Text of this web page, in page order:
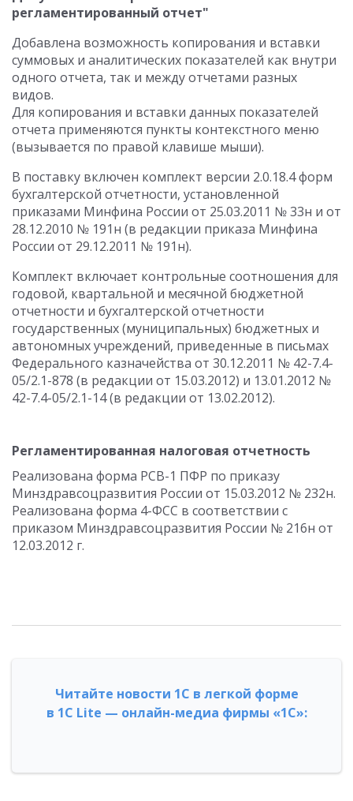
регламентированный отчет"
Добавлена возможность копирования и вставки
суммовых и аналитических показателей как внутри
одного отчета, так и между отчетами разных
видов.
Для копирования и вставки данных показателей
отчета применяются пункты контекстного меню
(вызывается по правой клавише мыши).
В поставку включен комплект версии 2.0.18.4 форм
бухгалтерской отчетности, установленной
приказами Минфина России от 25.03.2011 № 33н и от
28.12.2010 № 191н (в редакции приказа Минфина
России от 29.12.2011 № 191н).
Комплект включает контрольные соотношения для
годовой, квартальной и месячной бюджетной
отчетности и бухгалтерской отчетности
государственных (муниципальных) бюджетных и
автономных учреждений, приведенные в письмах
Федерального казначейства от 30.12.2011 № 42-7.4-
05/2.1-878 (в редакции от 15.03.2012) и 13.01.2012 №
42-7.4-05/2.1-14 (в редакции от 13.02.2012).
Регламентированная налоговая отчетность
Реализована форма РСВ-1 ПФР по приказу
Минздравсоцразвития России от 15.03.2012 № 232н.
Реализована форма 4-ФСС в соответствии с
приказом Минздравсоцразвития России № 216н от
12.03.2012 г.
Читайте новости 1С в легкой форме
в 1С Lite — онлайн-медиа фирмы «1С»: